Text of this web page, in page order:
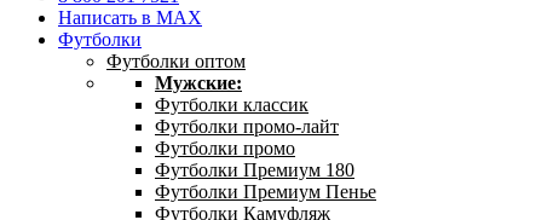
Написать в MAX
Футболки
Футболки оптом
Мужские:
Футболки классик
Футболки промо-лайт
Футболки промо
Футболки Премиум 180
Футболки Премиум Пенье
Футболки Камуфляж